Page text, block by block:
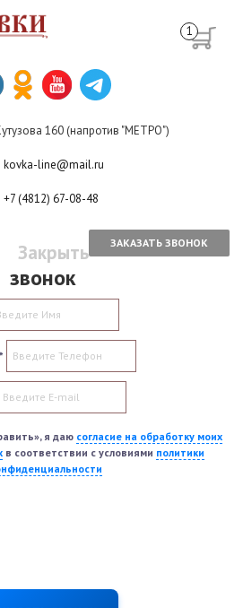
160 (напротив "МЕТРО")
kovka-line@mail.ru
+7 (4812) 67-08-48
ЗАКАЗАТЬ ЗВОНОК
Закрыть
звонок
*
я даю согласие на обработку моих
в соответствии с условиями политики
1